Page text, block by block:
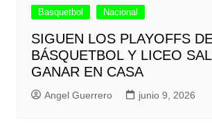
Basquetbol Nacional
SIGUEN LOS PLAYOFFS
BÁSQUETBOL Y LICEO
GANAR EN CASA
Angel Guerrero junio 9, 2026